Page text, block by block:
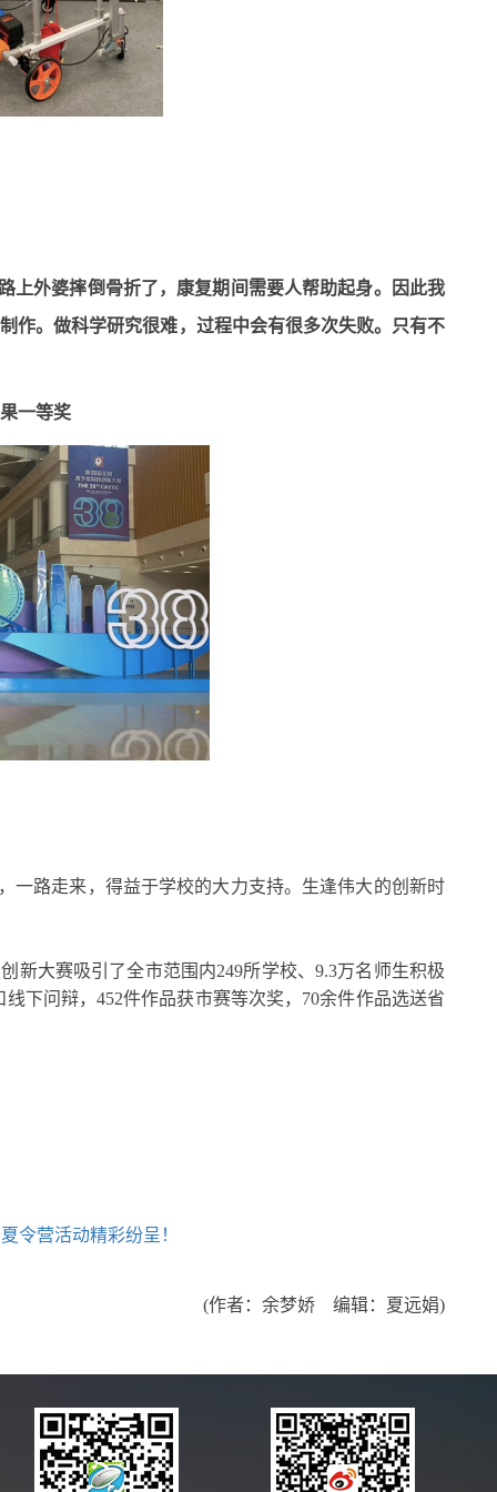
上外婆摔倒骨折了，康复期间需要人帮助起身。因此我
作。做科学研究很难，过程中会有很多次失败。只有不
一等奖
一路走来，得益于学校的大力支持。生逢伟大的创新时
大赛吸引了全市范围内249所学校、9.3万名师生积极
下问辩，452件作品获市赛等次奖，70余件作品选送省
令营活动精彩纷呈！
(作者：余梦娇 编辑：夏远娟)